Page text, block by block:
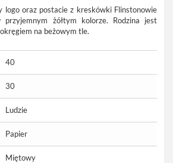
logo oraz postacie z kreskówki Flinstonowie
przyjemnym żółtym kolorze. Rodzina jest
na beżowym tle.
40
30
Ludzie
Papier
Miętowy